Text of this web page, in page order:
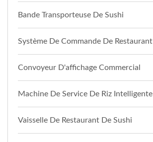
Bande Transporteuse De Sushi
Système De Commande De Restaurant
Convoyeur D'affichage Commercial
Machine De Service De Riz Intelligente
Vaisselle De Restaurant De Sushi